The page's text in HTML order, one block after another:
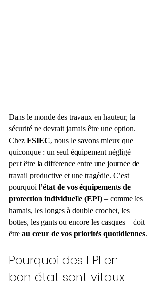
Dans le monde des travaux en hauteur, la
sécurité ne devrait jamais être une option.
Chez FSIEC, nous le savons mieux que
quiconque : un seul équipement négligé
peut être la différence entre une journée de
travail productive et une tragédie. C’est
pourquoi l’état de vos équipements de
protection individuelle (EPI) – comme les
harnais, les longes à double crochet, les
bottes, les gants ou encore les casques – doit
être au cœur de vos priorités quotidiennes.
Pourquoi des EPI en
bon état sont vitaux